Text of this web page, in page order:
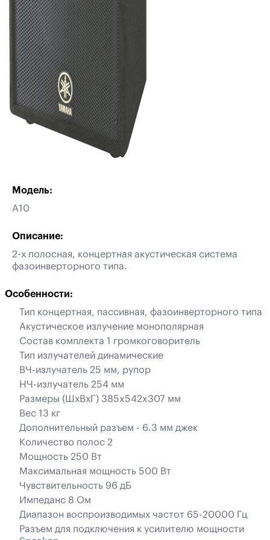
Модель:
A10
Описание:
2-х полосная, концертная акустическая система
фазоинверторного типа.
Особенности:
Тип концертная, пассивная, фазоинверторного типа
Акустическое излучение монополярная
Состав комплекта 1 громкоговоритель
Тип излучателей динамические
ВЧ-излучатель 25 мм, рупор
НЧ-излучатель 254 мм
Размеры (ШхВхГ) 385x542x307 мм
Вес 13 кг
Дополнительный разъем - 6.3 мм джек
Количество полос 2
Мощность 250 Вт
Максимальная мощность 500 Вт
Чувствительность 96 дБ
Импеданс 8 Ом
Диапазон воспроизводимых частот 65-20000 Гц
Разъем для подключения к усилителю мощности